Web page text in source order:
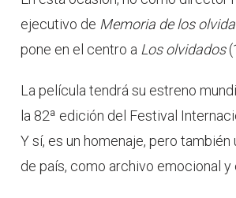
ejecutivo de Memoria de los
pone en el centro a Los olvidados
La película tendrá su estreno
la 82ª edición del Festival
Y sí, es un homenaje, pero
de país, como archivo emocional